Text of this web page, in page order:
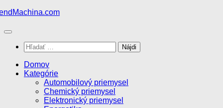
Preskočiť
obsah
Hľadať:
Domov
Kategórie
Automobilový priemysel
Chemický priemysel
Elektronický priemysel